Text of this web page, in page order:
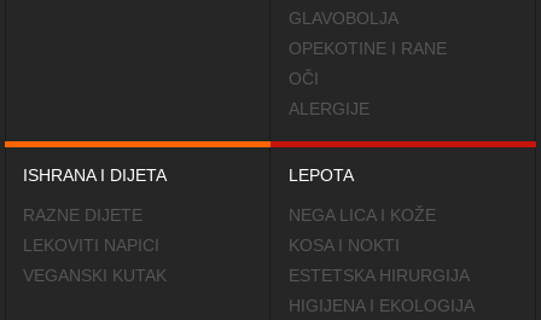
GLAVOBOLJA
OPEKOTINE I RANE
OČI
ALERGIJE
ISHRANA I DIJETA
RAZNE DIJETE
LEKOVITI NAPICI
VEGANSKI KUTAK
LEPOTA
NEGA LICA I KOŽE
KOSA I NOKTI
ESTETSKA HIRURGIJA
HIGIJENA I EKOLOGIJA